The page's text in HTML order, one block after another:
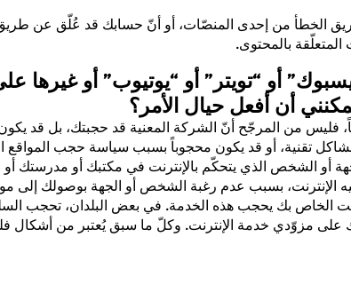
الخطأ من إحدى المنصّات، أو أنّ حسابك قد عُلّق عن
المتعلّقة بالمحتوى.
أو “تويتر” أو “يوتيوب” أو غيرها
أن أفعل حيال الأمر؟
من المرجّح أنّ الشركة المعنية قد حجبتك، بل قد يكون
تقنية، أو قد يكون محجوباً بسبب سياسة حجب المواقع
أو الشخص الذي يتحكّم بالإنترنت في مكتبك أو مدرستك أو
الإنترنت، بسبب عدم رغبة الشخص أو الجهة بوصولك إلى
الخاص بك يحجب هذه الخدمة. في بعض البلدان، تحجب
مزوّدي خدمة الإنترنت. وكلّ ما سبق يُعتبر من أشكال